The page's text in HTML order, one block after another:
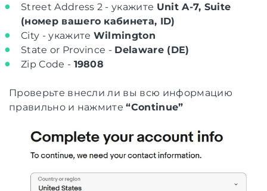
Street Address 2 - укажите Unit A-7, Suite
(номер вашего кабинета, ID)
City - укажите Wilmington
State or Province - Delaware (DE)
Zip Code - 19808
Проверьте внесли ли вы всю информацию
правильно и нажмите“Continue”